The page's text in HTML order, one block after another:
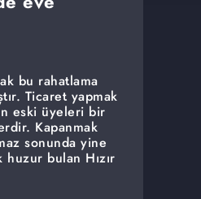
bu rahatlama
Ticaret yapmak
eski üyeleri bir
Kapanmak
sonunda yine
bulan Hızır
Ailesinin
güzel